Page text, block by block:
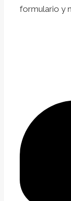
formulario y